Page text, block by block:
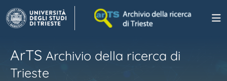
ArTS Archivio della ricerca di
Trieste